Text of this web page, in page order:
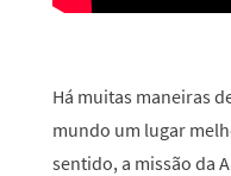
Há muitas maneiras
mundo um lugar
sentido, a missão da